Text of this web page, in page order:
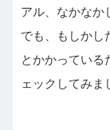
アル、なかなか
でも、もしかし
とかかっている
ェックしてみま